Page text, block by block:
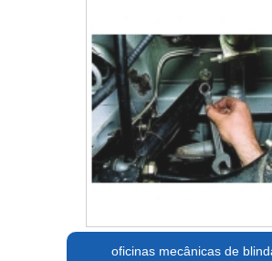
oficinas mecânicas de